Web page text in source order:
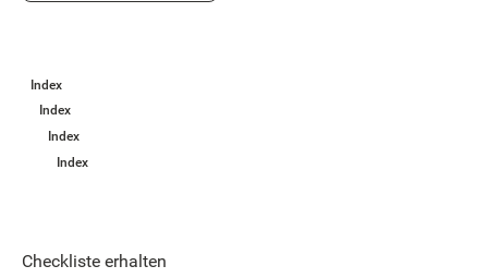
Index
Index
Index
Index
Checkliste erhalten